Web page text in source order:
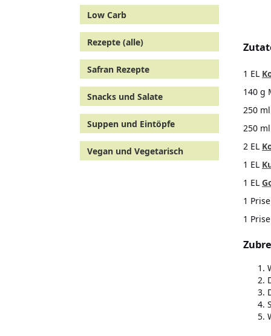
Low Carb
Rezepte (alle)
Safran Rezepte
Snacks und Salate
Suppen und Eintöpfe
Vegan und Vegetarisch
1 EL
140 g
250
250
2 EL
1 EL
1 EL
1 Prise
1 Prise